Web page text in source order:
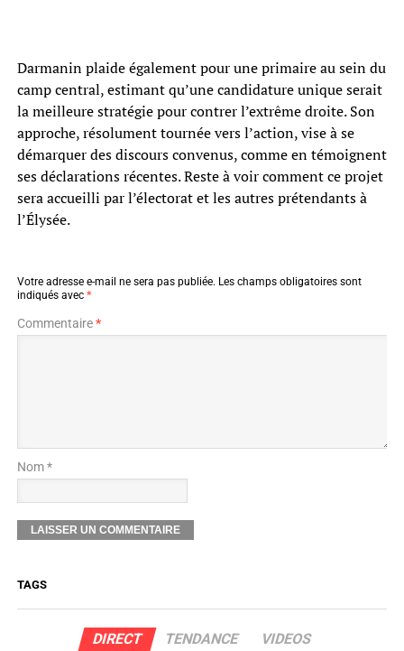
Darmanin plaide également pour une primaire au sein du
camp central, estimant qu’une candidature unique serait
la meilleure stratégie pour contrer l’extrême droite. Son
approche, résolument tournée vers l’action, vise à se
démarquer des discours convenus, comme en témoignent
ses déclarations récentes. Reste à voir comment ce projet
sera accueilli par l’électorat et les autres prétendants à
l’Élysée.
Votre adresse e-mail ne sera pas publiée. Les champs obligatoires sont
indiqués avec *
Commentaire*
Nom *
TAGS
DIRECT TENDANCE VIDEOS